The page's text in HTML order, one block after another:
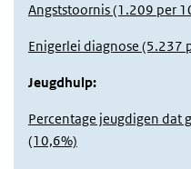
Angststoornis (1.209 per
Enigerlei diagnose (5.237
Jeugdhulp:
Percentage jeugdigen dat
(10,6%)